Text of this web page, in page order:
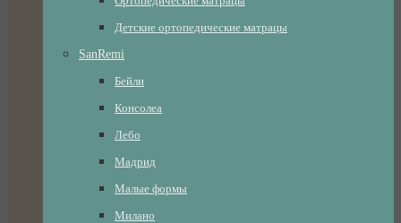
Детские ортопедические матрацы
SanRemi
Бейли
Консолеа
Лебо
Мадрид
Малые формы
Милано